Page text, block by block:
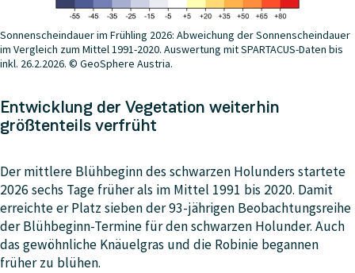
Sonnenscheindauer im Frühling 2026: Abweichung der Sonnenscheindauer
im Vergleich zum Mittel 1991-2020. Auswertung mit SPARTACUS-Daten bis
inkl. 26.2.2026. © GeoSphere Austria.
Entwicklung der Vegetation weiterhin
größtenteils verfrüht
Der mittlere Blühbeginn des schwarzen Holunders startete
2026 sechs Tage früher als im Mittel 1991 bis 2020. Damit
erreichte er Platz sieben der 93-jährigen Beobachtungsreihe
der Blühbeginn-Termine für den schwarzen Holunder. Auch
das gewöhnliche Knäuelgras und die Robinie begannen
früher zu blühen.